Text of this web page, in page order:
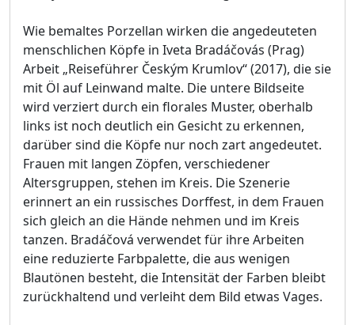
Wie bemaltes Porzellan wirken die angedeuteten
menschlichen Köpfe in Iveta Bradáčovás (Prag)
Arbeit „Reiseführer Českým Krumlov“ (2017), die sie
mit Öl auf Leinwand malte. Die untere Bildseite
wird verziert durch ein florales Muster, oberhalb
links ist noch deutlich ein Gesicht zu erkennen,
darüber sind die Köpfe nur noch zart angedeutet.
Frauen mit langen Zöpfen, verschiedener
Altersgruppen, stehen im Kreis. Die Szenerie
erinnert an ein russisches Dorffest, in dem Frauen
sich gleich an die Hände nehmen und im Kreis
tanzen. Bradáčová verwendet für ihre Arbeiten
eine reduzierte Farbpalette, die aus wenigen
Blautönen besteht, die Intensität der Farben bleibt
zurückhaltend und verleiht dem Bild etwas Vages.